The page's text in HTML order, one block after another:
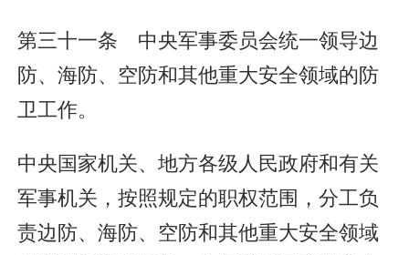
第三十一条 中央军事委员会统一领导边
防、海防、空防和其他重大安全领域的防
卫工作。
中央国家机关、地方各级人民政府和有关
军事机关，按照规定的职权范围，分工负
责边防、海防、空防和其他重大安全领域